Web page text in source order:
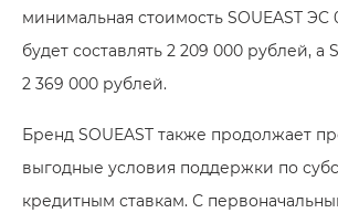
минимальная стоимость SOUEAST ЭC
будет составлять 2 209 000 рублей, а
2 369 000 рублей.
Бренд SOUEAST также продолжает
выгодные условия поддержки по
кредитным ставкам. С